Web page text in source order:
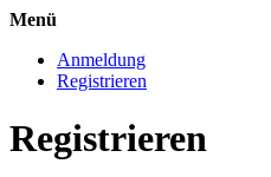
Menü
Anmeldung
Registrieren
Registrieren